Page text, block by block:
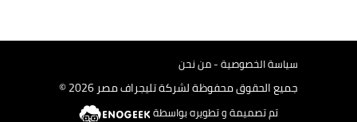
سياسة الخصوصية - من نحن
جميع الحقوق محفوظة لشركة تليجراف مصر 2026 ©
تم تصميمة و تطويره بواسطة